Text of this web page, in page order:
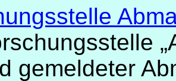
gemeldeter